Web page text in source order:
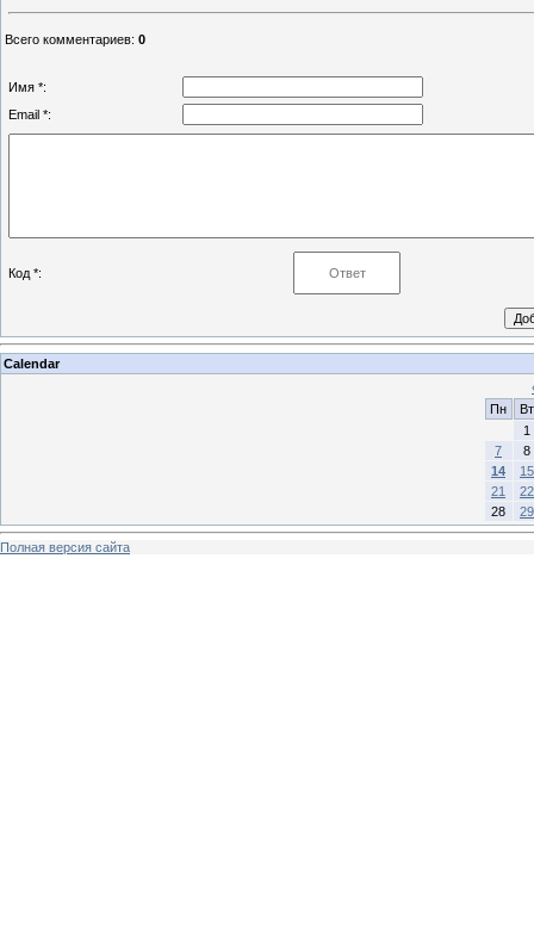
Всего комментариев: 0
Имя *:
Email *:
Код *:
Calendar
Пн
Вт
1
7
8
14
15
21
22
28
29
Полная версия сайта